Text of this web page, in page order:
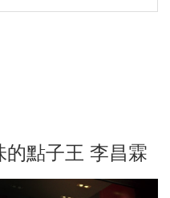
點子王 李昌霖